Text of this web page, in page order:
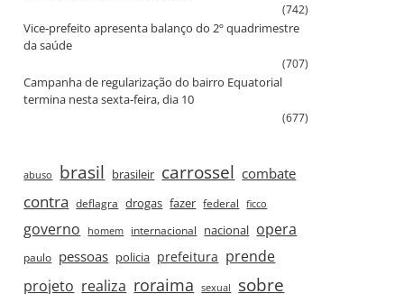
(742)
Vice‑prefeito apresenta balanço do 2º quadrimestre
da saúde
(707)
Campanha de regularização do bairro Equatorial
termina nesta sexta‑feira, dia 10
(677)
abuso brasil brasileir carrossel combate
contra deflagra drogas fazer federal ficco
governo homem internacional nacional opera
paulo pessoas policia prefeitura prende
projeto realiza roraima sexual sobre